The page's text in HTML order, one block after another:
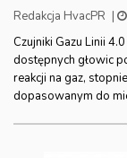
Redakcja HvacPR |
Czujniki Gazu Linii
dostępnych głowic
reakcji na gaz,
dopasowanym do